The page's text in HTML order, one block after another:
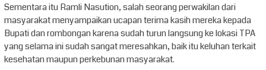
Sementara itu Ramli Nasution, salah seorang perwakilan dari
masyarakat menyampaikan ucapan terima kasih mereka kepada
Bupati dan rombongan karena sudah turun langsung ke lokasi TPA
yang selama ini sudah sangat meresahkan, baik itu keluhan terkait
kesehatan maupun perkebunan masyarakat.